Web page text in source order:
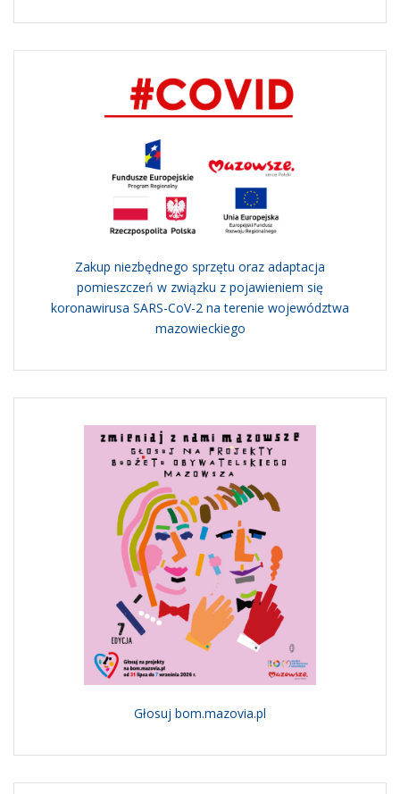
Zakup niezbędnego sprzętu oraz adaptacja
pomieszczeń w związku z pojawieniem się
koronawirusa SARS-CoV-2 na terenie województwa
mazowieckiego
Głosuj bom.mazovia.pl